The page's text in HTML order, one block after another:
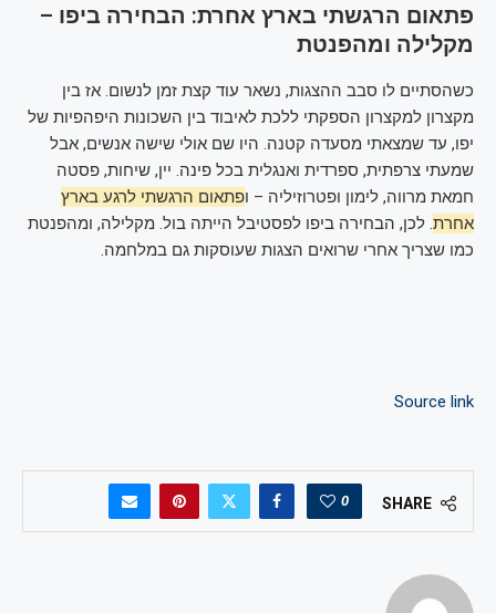
פתאום הרגשתי בארץ אחרת: הבחירה ביפו –
מקלילה ומהפנטת
כשהסתיים לו סבב ההצגות, נשאר עוד קצת זמן לנשום. אז בין
מקצרון למקצרון הספקתי ללכת לאיבוד בין השכונות היפהפיות של
יפו, עד שמצאתי מסעדה קטנה. היו שם אולי שישה אנשים, אבל
שמעתי צרפתית, ספרדית ואנגלית בכל פינה. יין, שיחות, פסטה
חמאת מרווה, לימון ופטרוזיליה – ופתאום הרגשתי לרגע בארץ
אחרת. לכן, הבחירה ביפו לפסטיבל הייתה בול. מקלילה, ומהפנטת
כמו שצריך אחרי שרואים הצגות שעוסקות גם במלחמה.
Source link
SHARE
0